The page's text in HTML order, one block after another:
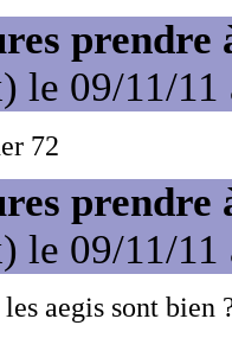
le 09/11/11
72
le 09/11/11
aegis sont bien